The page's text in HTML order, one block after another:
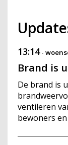
Brand is
13:14-
De brand is
ventileren
bewoners en